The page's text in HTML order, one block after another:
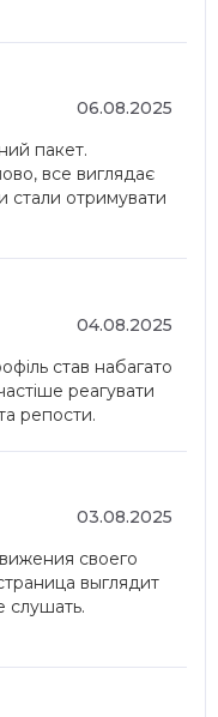
06.08.2025
пакет.
все виглядає
стали отримувати
04.08.2025
став набагато
реагувати
репости.
03.08.2025
своего
выглядит
слушать.